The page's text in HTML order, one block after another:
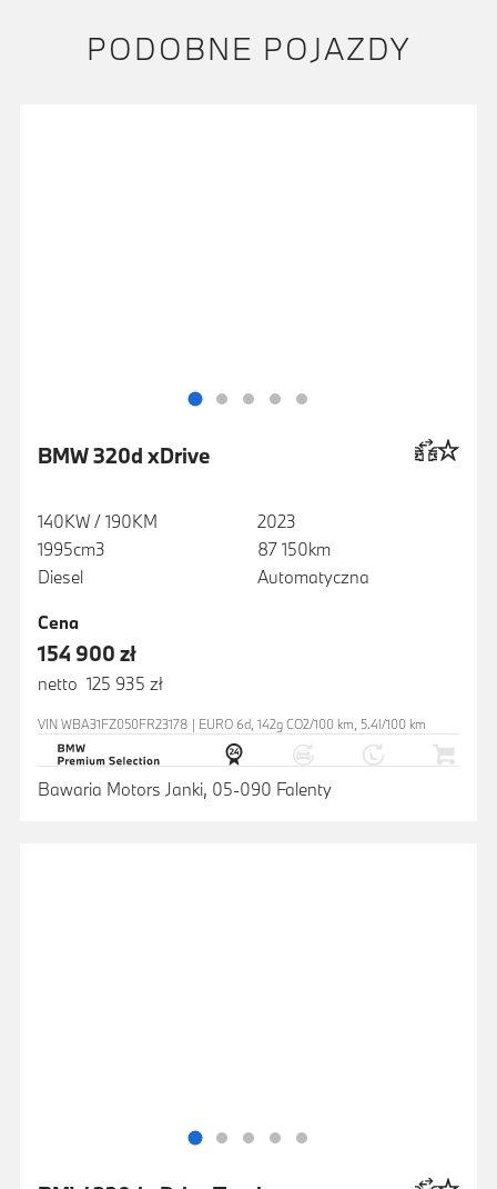
PODOBNE POJAZDY
BMW 320d xDrive
140KW / 190KM
1995cm3
Diesel
2023
87 150km
Automatyczna
Cena
154 900 zł
netto 125 935 zł
VIN WBA31FZ050FR23178 | EURO 6d, 142g CO2/100 km, 5.4l/100 km
Bawaria Motors Janki, 05-090 Falenty